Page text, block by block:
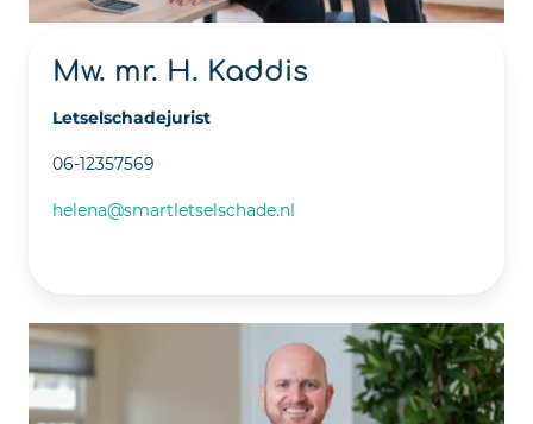
Mw. mr. H. Kaddis
Letselschadejurist
06-12357569
helena@smartletselschade.nl